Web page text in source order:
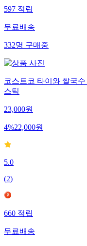
597 적립
무료배송
332명 구매중
코스트코 타이와 쌀국
스틱
23,000원
4%22,000원
5.0
(2)
660 적립
무료배송